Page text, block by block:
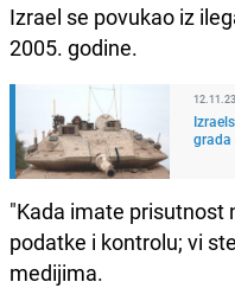
Izrael se povukao iz
2005. godine.
grada
"Kada imate prisutnost
podatke i kontrolu; vi
medijima.